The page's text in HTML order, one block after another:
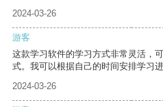
2024-03-26
游客
这款学习软件的学习方式非常灵活，
式。我可以根据自己的时间安排学习进
2024-03-26